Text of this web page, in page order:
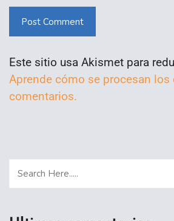
Post Comment
Este sitio usa Akismet para
Aprende cómo se procesan los
comentarios.